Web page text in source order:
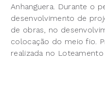
Anhanguera. Durante o
desenvolvimento de
de obras, no
colocação do meio fio.
realizada no